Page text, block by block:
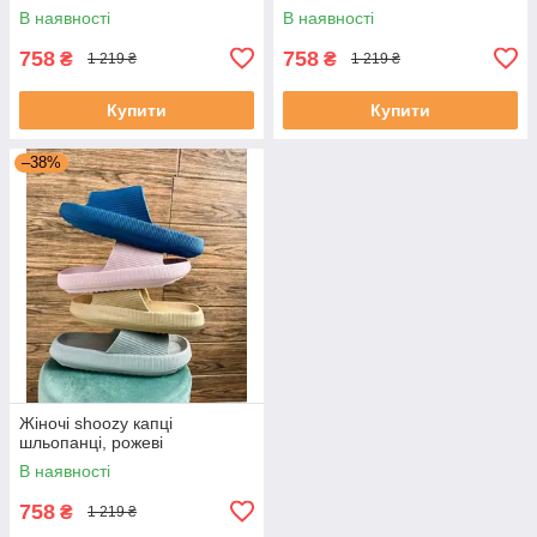
В наявності
758 ₴ 1 219 ₴
Купити
В наявності
758 ₴ 1 219 ₴
Купити
–38%
Жіночі shoozy капці
шльопанці, рожеві
В наявності
758 ₴ 1 219 ₴